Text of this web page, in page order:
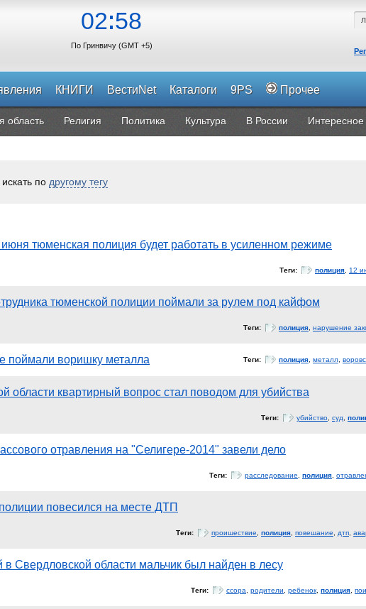
02 58
По Гринвичу (GMT +5)
КНИГИ ВестиNet Каталоги 9PS Прочее
область Религия Политика Культура В России Интересное
по другому тегу
июня тюменская полиция будет работать в усиленном режиме
Теги: полиция 12
тюменской полиции поймали за рулем под кайфом
Теги: полиция нарушение
поймали воришку металла Теги: полиция металл
области квартирный вопрос стал поводом для убийства
Теги: убийство суд
отравления на "Селигере-2014" завели дело
Теги: расследование полиция
повесился на месте ДТП
Теги: проишествие полиция повешание дтп
Свердловской области мальчик был найден в лесу
Теги: ссора родители ребенок полиция